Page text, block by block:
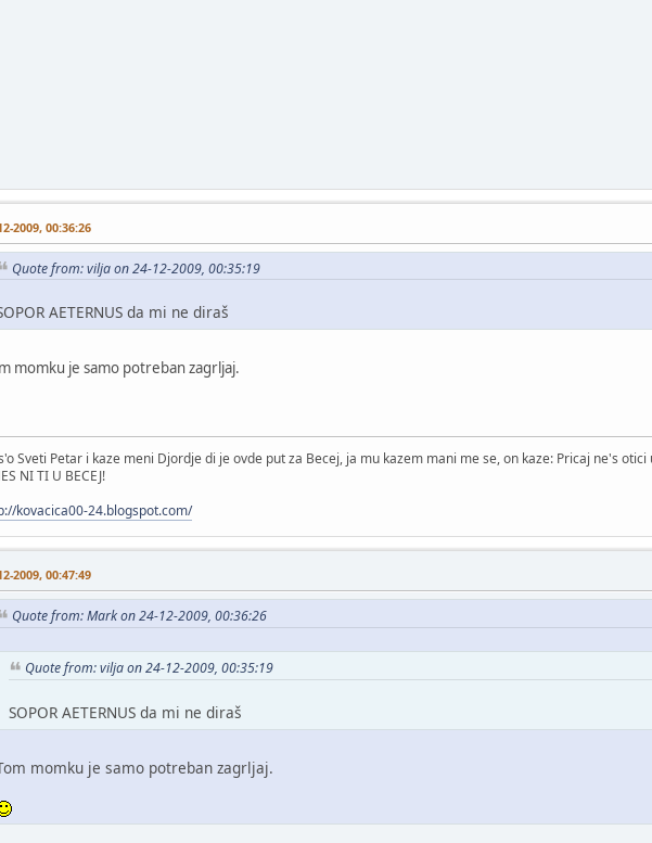
2009, 00:36:26
Quote from: vilja on 24-12-2009, 00:35:19
AETERNUS da mi ne diraš
momku je samo potreban zagrljaj.
Sveti Petar i kaze meni Djordje di je ovde put za Becej, ja mu kazem mani me se, on kaze: Pricaj ne's otici
NI TI U BECEJ!
kovacica00-24.blogspot.com/
2009, 00:47:49
Quote from: Mark on 24-12-2009, 00:36:26
Quote from: vilja on 24-12-2009, 00:35:19
SOPOR AETERNUS da mi ne diraš
momku je samo potreban zagrljaj.